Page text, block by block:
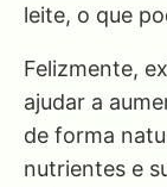
leite, o que
Felizmente,
ajudar a
de forma
nutrientes e